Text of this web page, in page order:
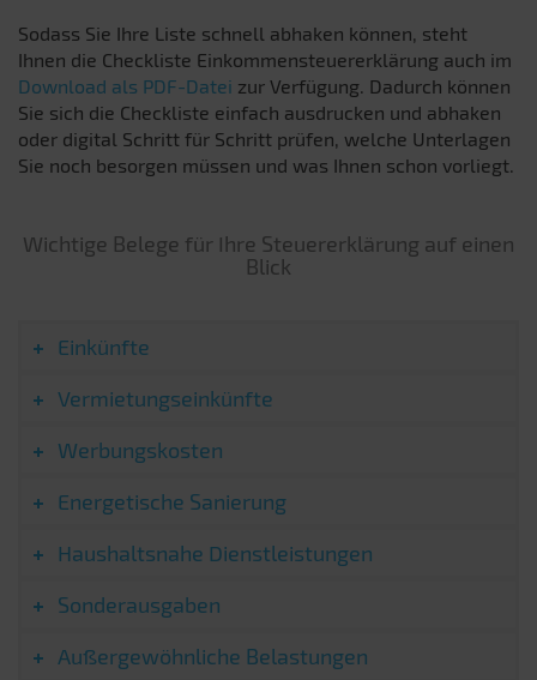
Sodass Sie Ihre Liste schnell abhaken können, steht
Ihnen die Checkliste Einkommensteuererklärung auch im
Download als PDF-Datei zur Verfügung. Dadurch können
Sie sich die Checkliste einfach ausdrucken und abhaken
oder digital Schritt für Schritt prüfen, welche Unterlagen
Sie noch besorgen müssen und was Ihnen schon vorliegt.
Wichtige Belege für Ihre Steuererklärung auf einen
Blick
Einkünfte
Vermietungseinkünfte
Werbungskosten
Energetische Sanierung
Haushaltsnahe Dienstleistungen
Sonderausgaben
Außergewöhnliche Belastungen